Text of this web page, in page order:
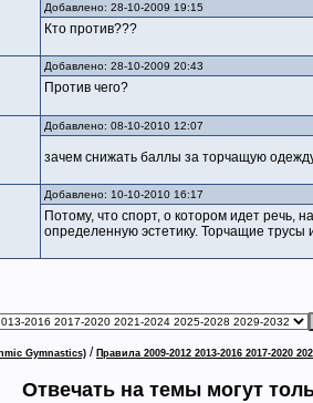
Добавлено: 28-10-2009 19:15
Кто против???
Добавлено: 28-10-2009 20:43
Против чего?
Добавлено: 08-10-2010 12:07
зачем снижать баллы за торчащую
Добавлено: 10-10-2010 16:17
Потому, что спорт, о котором идет речь,
определенную эстетику. Торчащие трусы
Gymnastics) / Правила 2009-2012 2013-2016 2017-2020
Отвечать на темы могут